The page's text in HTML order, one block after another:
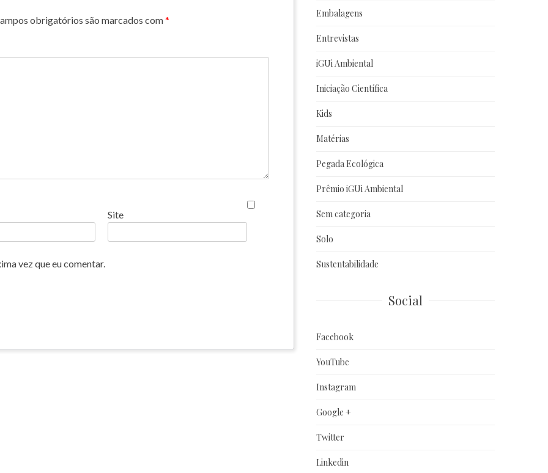
obrigatórios são marcados com*
Site
vez que eu comentar.
Embalagens
Entrevistas
iGUi Ambiental
Iniciação Científica
Kids
Matérias
Pegada Ecológica
Prêmio iGUi Ambiental
Sem categoria
Solo
Sustentabilidade
Social
Facebook
YouTube
Instagram
Google +
Twitter
Linkedin